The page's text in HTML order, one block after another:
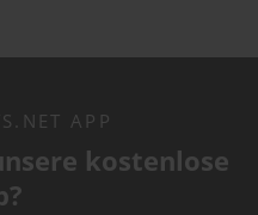
APP
kostenlose